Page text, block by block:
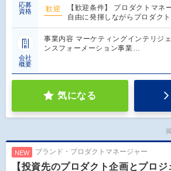
応募
資格
歓迎
【歓迎条件】 プロダクトマネ
自由に発揮しながらプロダク
会社
概要
事業内容 マーケティングインテリジ
ンスフォーメーション事業…
気になる
NEW ブランド・プロダクトマネージャー
【投資先のプロダクト企画とプロ